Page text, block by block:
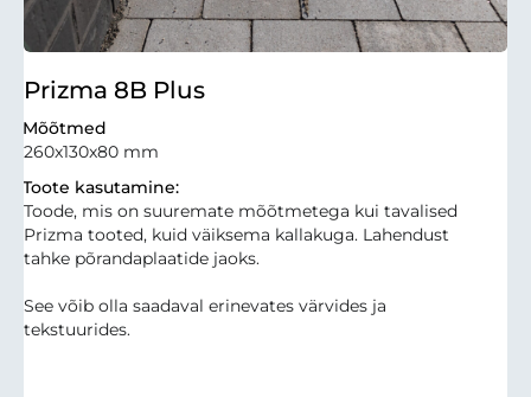
Prizma 8B Plus
Mõõtmed
260x130x80 mm
Toote kasutamine:
Toode, mis on suuremate mõõtmetega kui tavalised
Prizma tooted, kuid väiksema kallakuga. Lahendust
tahke põrandaplaatide jaoks.
See võib olla saadaval erinevates värvides ja
tekstuurides.